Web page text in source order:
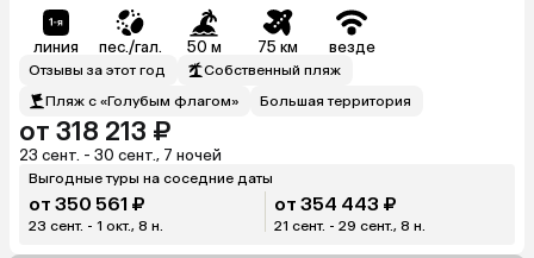
линия пес./гал. 50 м 75 км везде
Отзывы за этот год
Собственный пляж
Пляж с «Голубым флагом»
Большая территория
от 318 213 ₽
23 сент. - 30 сент., 7 ночей
Выгодные туры на соседние даты
от 350 561 ₽
23 сент. - 1 окт., 8 н.
от 354 443 ₽
21 сент. - 29 сент., 8 н.